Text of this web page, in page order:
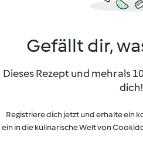
Gefällt dir,
Dieses Rezept und mehr als
dich!
Registriere dich jetzt und erhalte ein
ein in die kulinarische Welt von